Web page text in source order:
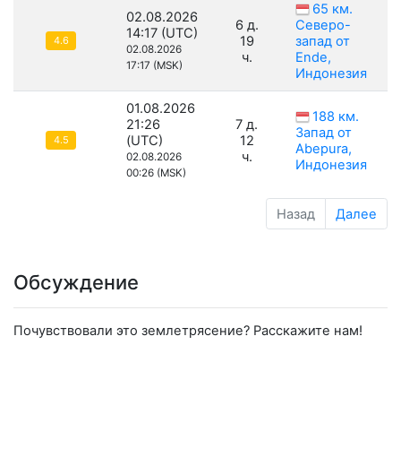
4.6
02.08.2026
14:17 (UTC)
02.08.2026
17:17 (MSK)
6 д.
19
ч.
65 км.
Северо-
запад от
Ende,
Индонезия
4.5
01.08.2026
21:26
(UTC)
02.08.2026
00:26 (MSK)
7 д.
12
ч.
188 км.
Запад от
Abepura,
Индонезия
Назад Далее
Обсуждение
Почувствовали это землетрясение? Расскажите нам!